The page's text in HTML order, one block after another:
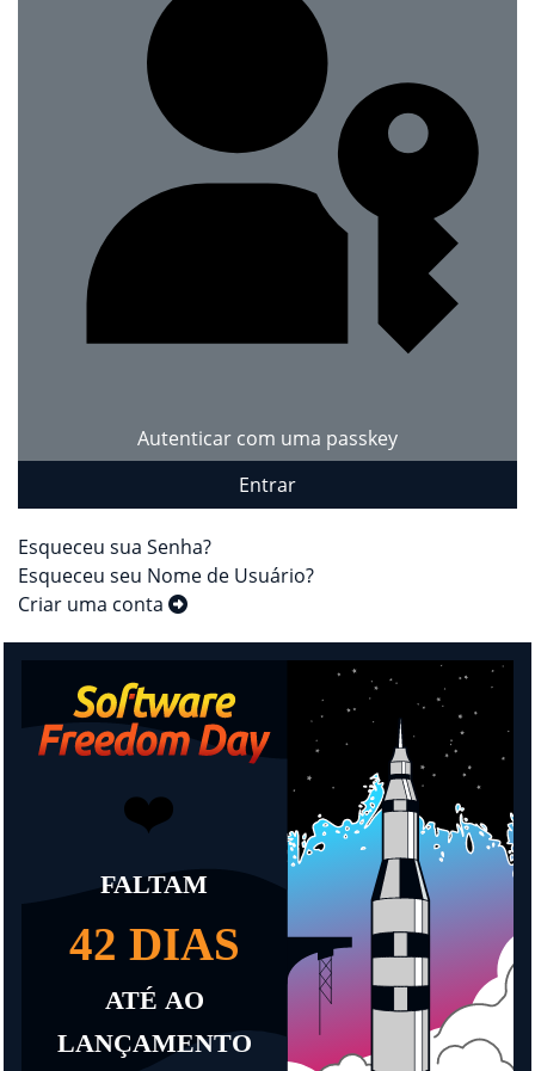
Autenticar com uma passkey
Entrar
Esqueceu sua Senha?
Esqueceu seu Nome de Usuário?
Criar uma conta